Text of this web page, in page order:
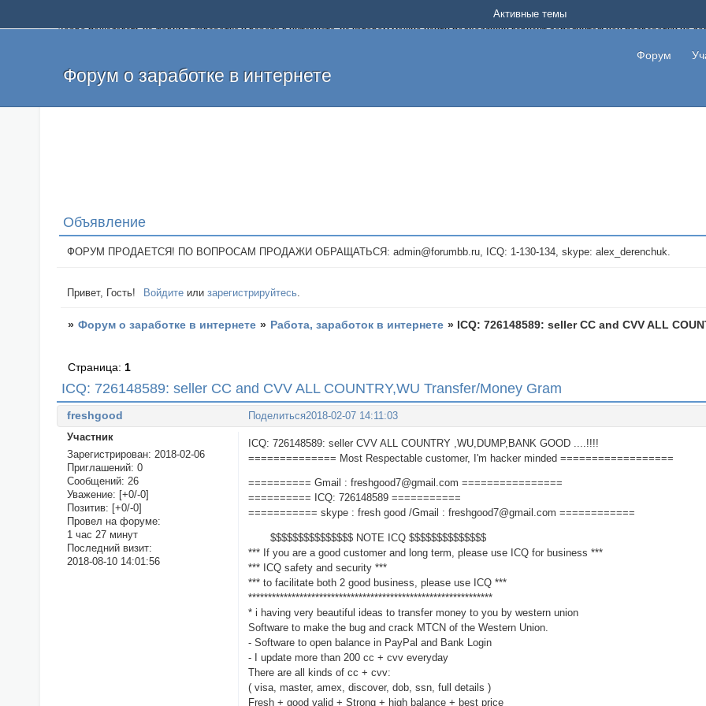
Добро пожаловать на форум о заработке и работе в интернете, на котором можно найти подходящий вариант дополнительной подработки на
и оставлять свои отзывы. Если вы знаете, что определенный проект или сайт не платит, то указывайте в теме что это лохотрон, чтобы другие
легкие деньги без вложений и регистрации уже сегодня. Создавайте новые темы, размещайте объявления со своими пригласительными
Форум о заработке в интернете
Форум
Активные темы
Объявление
ФОРУМ ПРОДАЕТСЯ! ПО ВОПРОСАМ ПРОДАЖИ ОБРАЩАТЬСЯ: admin@forumbb.ru, ICQ: 1-130-134, skype: alex_derenchuk.
Привет, Гость! Войдите илизарегистрируйтесь.
» Форум о заработке в интернете » Работа, заработок в интернете » ICQ: 726148589: seller CC and CVV ALL
ICQ: 726148589: seller CC and CVV ALL COUNTRY,WU Transfer/Money Gram
Страница: 1
Поделиться2018-02-07 14:11:03
freshgood
Участник
Зарегистрирован: 2018-02-06
Приглашений: 0
Сообщений: 26
Уважение: [+0/-0]
Позитив: [+0/-0]
Провел на форуме:
1 час 27 минут
Последний визит:
2018-08-10 14:01:56
ICQ: 726148589: seller CVV ALL COUNTRY ,WU,DUMP,BANK GOOD ....!!!!
============== Most Respectable customer, I'm hacker minded ==================
========== Gmail : freshgood7@gmail.com ================
========== ICQ: 726148589 ===========
=========== skype : fresh good /Gmail : freshgood7@gmail.com ============
$$$$$$$$$$$$$$$ NOTE ICQ $$$$$$$$$$$$$$
*** If you are a good customer and long term, please use ICQ for business ***
*** ICQ safety and security ***
*** to facilitate both 2 good business, please use ICQ ***
**************************************************************
* i having very beautiful ideas to transfer money to you by western union
Software to make the bug and crack MTCN of the Western Union.
- Software to open balance in PayPal and Bank Login
- I update more than 200 cc + cvv everyday
There are all kinds of cc + cvv:
( visa, master, amex, discover, dob, ssn, full details )
Fresh + good valid + Strong + high balance + best price